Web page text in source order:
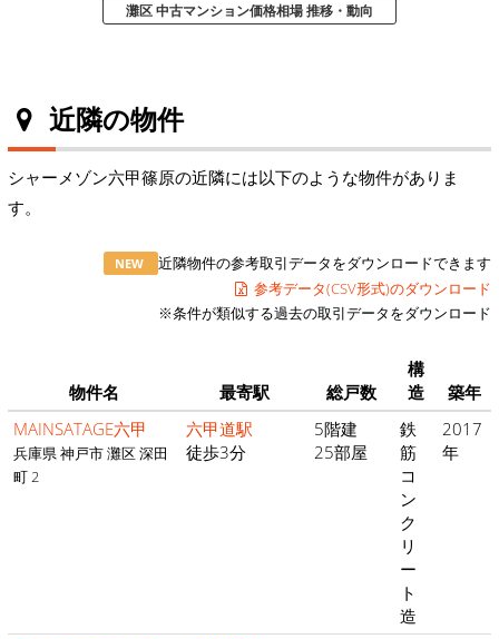
灘区 中古マンション価格相場 推移・動向
近隣の物件
シャーメゾン六甲篠原の近隣には以下のような物件がありま
す。
NEW
近隣物件の参考取引データをダウンロードできます
参考データ(CSV形式)のダウンロード
※条件が類似する過去の取引データをダウンロード
物件名 最寄駅 総戸数
構
造
築年
MAINSATAGE六甲
兵庫県 神戸市 灘区 深田
町 2
六甲道駅
徒歩3分
5階建
25部屋
鉄
筋
コ
ン
ク
リ
ー
ト
造
2017
年